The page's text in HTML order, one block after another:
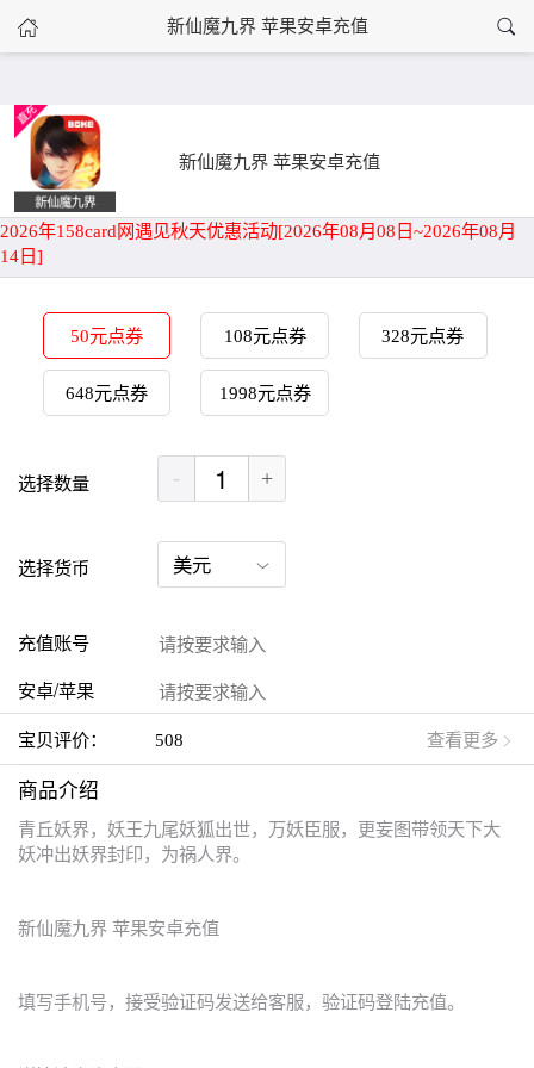
新仙魔九界 苹果安卓充值
首页 新仙魔九界 苹果安卓充值
新仙魔九界 苹果安卓充值
2026年158card网遇见秋天优惠活动[2026年08月08日~2026年08月
14日]
50元点券 108元点券 328元点券
648元点券 1998元点券
选择数量 - +
选择货币
充值账号
安卓/苹果
宝贝评价： 508 查看更多
商品介绍
青丘妖界，妖王九尾妖狐出世，万妖臣服，更妄图带领天下大
妖冲出妖界封印，为祸人界。
新仙魔九界 苹果安卓充值
填写手机号，接受验证码发送给客服，验证码登陆充值。